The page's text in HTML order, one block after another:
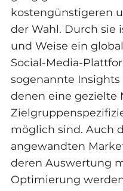
kostengünstigeren
der Wahl. Durch sie
und Weise ein
Social-Media-
sogenannte
denen eine gezielte
möglich sind. Auch
angewandten
deren Auswertung
Optimierung